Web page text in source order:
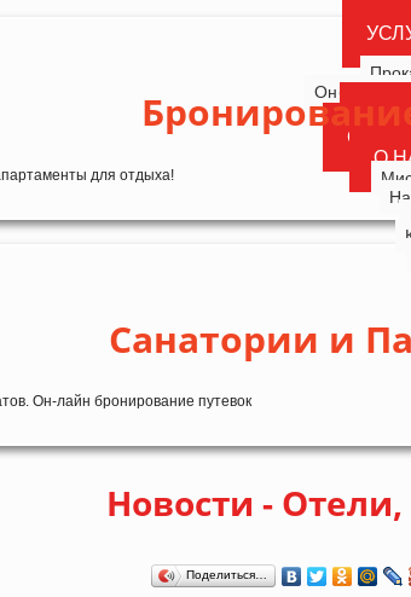
Онлайн-
Туры в
О
для отдыха!
Санатории и
Он-лайн бронирование путевок
Новости -
Поделиться…